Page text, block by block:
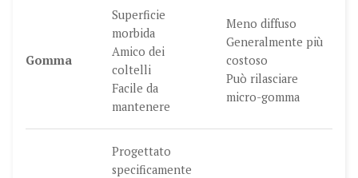
Gomma
Superficie
morbida
Amico dei
coltelli
Facile da
mantenere
Meno diffuso
Generalmente più
costoso
Può rilasciare
micro-gomma
Progettato
specificamente